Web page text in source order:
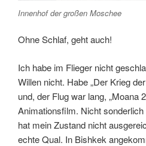
Innenhof der großen Moschee
Ohne Schlaf, geht auch!
Ich habe im Flieger nicht
Willen nicht. Habe „Der Krieg
und, der Flug war lang, „Moana
Animationsfilm. Nicht
hat mein Zustand nicht
echte Qual. In Bishkek